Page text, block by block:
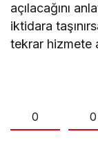
açılacağını
iktidara
tekrar hizmete
0 0